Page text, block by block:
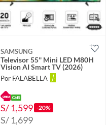
SAMSUNG
Televisor 55'' Mini LED M80H
Vision AI Smart TV (2026)
Por FALABELLA
S/ 1,599 -20%
S/ 1,699